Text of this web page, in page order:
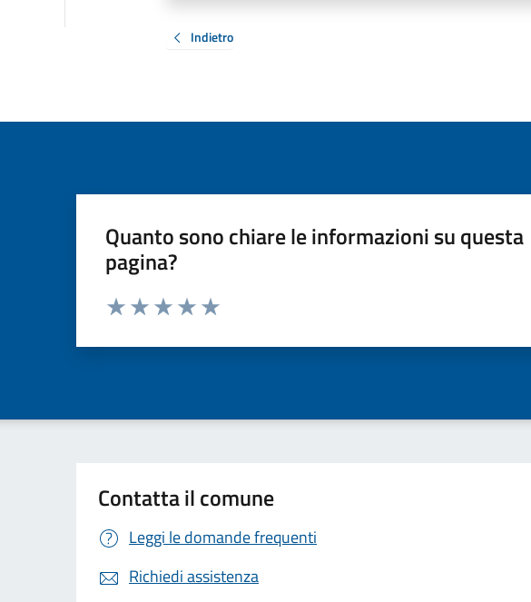
Indietro
Quanto sono chiare le informazioni su questa
pagina?
Valuta da 1 a 5 stelle la pagina
Contatta il comune
Leggi le domande frequenti
Richiedi assistenza